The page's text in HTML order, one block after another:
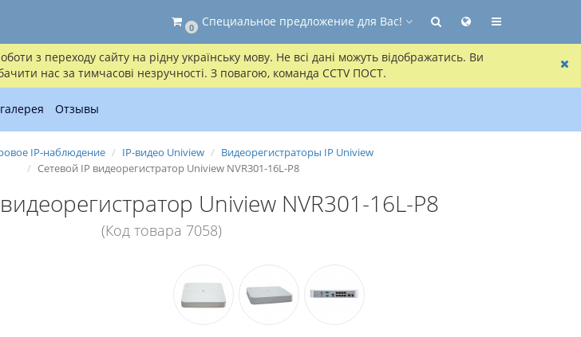
з переходу сайту на рідну українську мову. Не всі дані можуть відображатись. Ви
нас за тимчасові незручності. З повагою, команда CCTV ПОСТ.
0 Специальное предложение для Вас!
Отзывы
IP-наблюдение IP-видео Uniview
Видеорегистраторы IP Uniview
Сетевой IP видеорегистратор Uniview NVR301-16L-P8
Uniview NVR301-16L-P8
(Код товара 7058)